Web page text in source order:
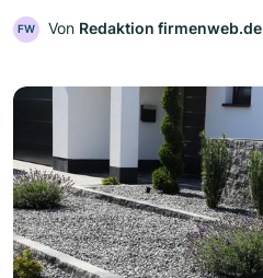
FW Von Redaktion firmenweb.de